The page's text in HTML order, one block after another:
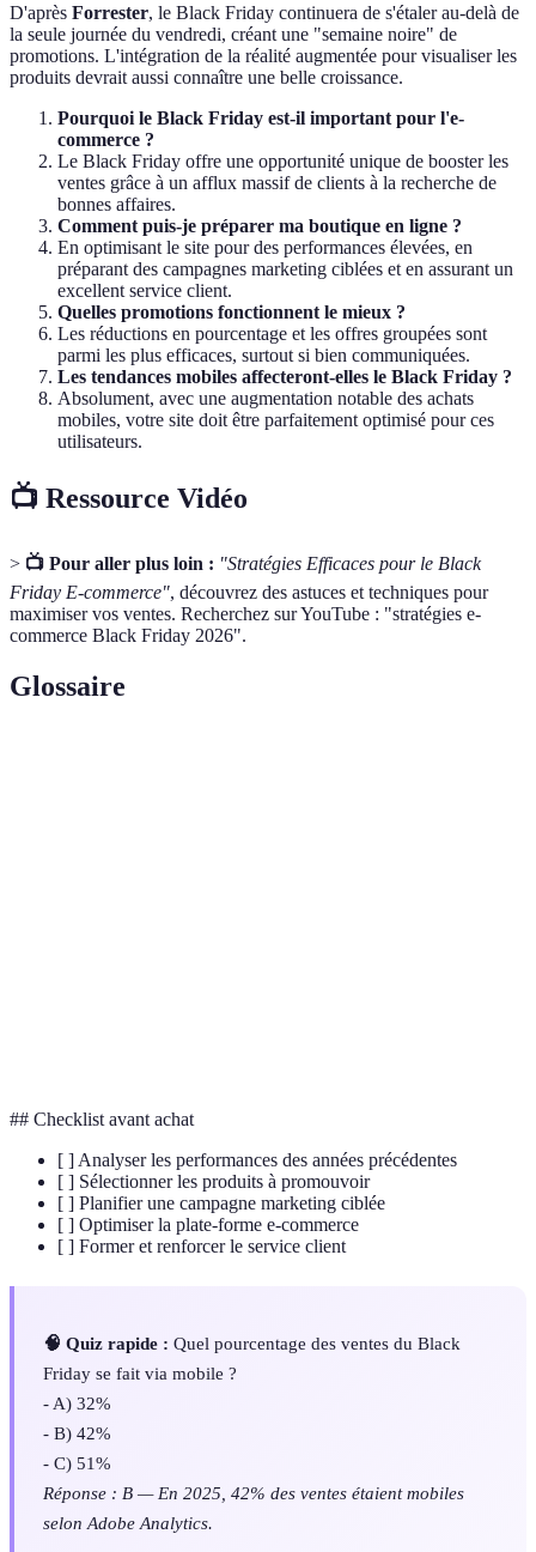
D'après Forrester, le Black Friday continuera de s'étaler au-delà de
la seule journée du vendredi, créant une "semaine noire" de
promotions. L'intégration de la réalité augmentée pour visualiser les
produits devrait aussi connaître une belle croissance.
Pourquoi le Black Friday est-il important pour l'e-
commerce ?
Le Black Friday offre une opportunité unique de booster les
ventes grâce à un afflux massif de clients à la recherche de
bonnes affaires.
Comment puis-je préparer ma boutique en ligne ?
En optimisant le site pour des performances élevées, en
préparant des campagnes marketing ciblées et en assurant un
excellent service client.
Quelles promotions fonctionnent le mieux ?
Les réductions en pourcentage et les offres groupées sont
parmi les plus efficaces, surtout si bien communiquées.
Les tendances mobiles affecteront-elles le Black Friday ?
Absolument, avec une augmentation notable des achats
mobiles, votre site doit être parfaitement optimisé pour ces
utilisateurs.
📺 Ressource Vidéo
> 📺 Pour aller plus loin : "Stratégies Efficaces pour le Black
Friday E-commerce", découvrez des astuces et techniques pour
maximiser vos ventes. Recherchez sur YouTube : "stratégies e-
commerce Black Friday 2026".
Glossaire
## Checklist avant achat
[ ] Analyser les performances des années précédentes
[ ] Sélectionner les produits à promouvoir
[ ] Planifier une campagne marketing ciblée
[ ] Optimiser la plate-forme e-commerce
[ ] Former et renforcer le service client
🧠 Quiz rapide : Quel pourcentage des ventes du Black
Friday se fait via mobile ?
- A) 32%
- B) 42%
- C) 51%
Réponse : B — En 2025, 42% des ventes étaient mobiles
selon Adobe Analytics.